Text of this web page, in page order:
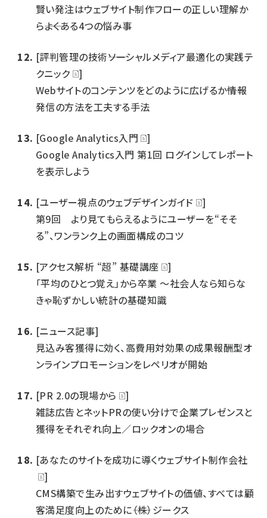
賢い発注はウェブサイト制作フローの正しい理解か
ら――よくある4つの悩み事
[評判管理の技術――ソーシャルメディア最適化の実践テ
クニック
]
Webサイトのコンテンツをどのように広げるか――情報
発信の方法を工夫する手法
[Google Analytics入門
]
Google Analytics入門 第1回 ログインしてレポート
を表示しよう
[ユーザー視点のウェブデザインガイド
]
第9回 より見てもらえるようにユーザーを“そそ
る”、ワンランク上の画面構成のコツ
[アクセス解析 “超” 基礎講座
]
「平均のひとつ覚え」から卒業 ～社会人なら知らな
きゃ恥ずかしい統計の基礎知識
[ニュース記事]
見込み客獲得に効く、高費用対効果の成果報酬型オ
ンラインプロモーションをレペリオが開始
[PR 2.0の現場から
]
雑誌広告とネットPRの使い分けで企業プレゼンスと
獲得をそれぞれ向上／ロックオンの場合
[あなたのサイトを成功に導くウェブサイト制作会社
]
CMS構築で生み出すウェブサイトの価値、すべては顧
客満足度向上のために――（株）ジークス